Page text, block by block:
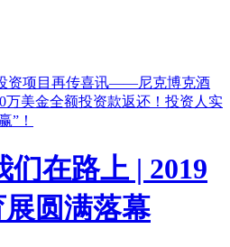
资项目再传喜讯——尼克博克酒
万美金全额投资款返还！投资人实
”！
在路上 | 2019
圆满落幕